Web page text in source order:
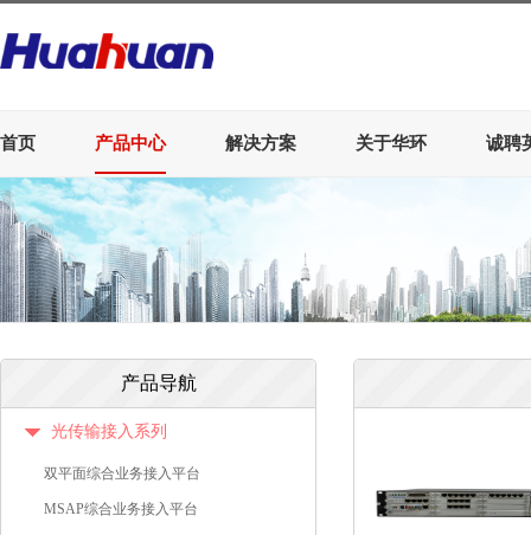
首页 产品中心 解决方案 关于华环 诚聘
产品导航
光传输接入系列
双平面综合业务接入平台
MSAP综合业务接入平台